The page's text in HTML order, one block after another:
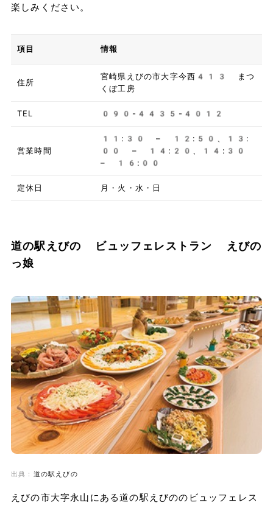
楽しみください。
項目 情報
住所
宮崎県えびの市大字今西413 まつ
くぼ工房
TEL 090-4435-4012
営業時間
11:30 – 12:50、13:
00 – 14:20、14:30
– 16:00
定休日 月・火・水・日
道の駅えびの ビュッフェレストラン えびの
っ娘
出典： 道の駅えびの
えびの市大字永山にある道の駅えびののビュッフェレス